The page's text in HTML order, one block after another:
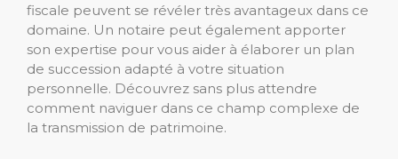
fiscale peuvent se révéler très avantageux dans ce
domaine. Un notaire peut également apporter
son expertise pour vous aider à élaborer un plan
de succession adapté à votre situation
personnelle. Découvrez sans plus attendre
comment naviguer dans ce champ complexe de
la transmission de patrimoine.